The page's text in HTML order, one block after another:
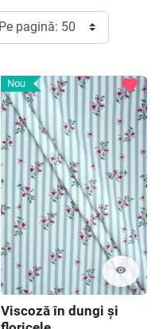
Nou
visibility
favorite
Viscoză în dungi și